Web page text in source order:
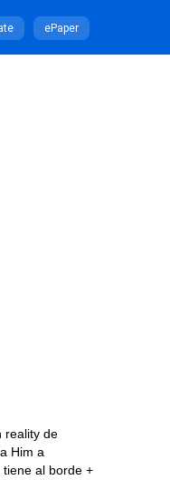
ePaper
reality de
Him a
al borde +